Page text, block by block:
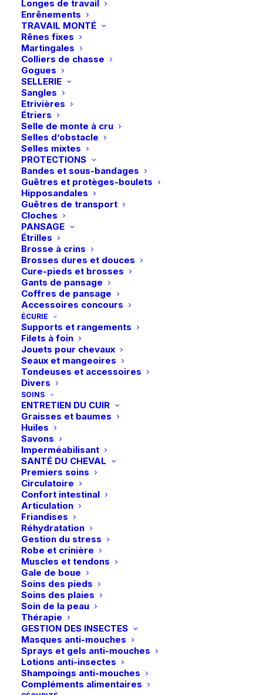
Longes de travail
Enrênements
TRAVAIL MONTÉ
Rênes fixes
Martingales
Colliers de chasse
Gogues
SELLERIE
Sangles
Etrivières
Étriers
Selle de monte à cru
Selles d’obstacle
Selles mixtes
PROTECTIONS
Bandes et sous-bandages
Guêtres et protèges-boulets
Hipposandales
Guêtres de transport
Cloches
PANSAGE
Étrilles
Brosse à crins
Brosses dures et douces
Cure-pieds et brosses
Gants de pansage
Coffres de pansage
Accessoires concours
ÉCURIE
Supports et rangements
Filets à foin
Jouets pour chevaux
Seaux et mangeoires
Tondeuses et accessoires
Divers
SOINS
ENTRETIEN DU CUIR
Graisses et baumes
Huiles
Savons
Imperméabilisant
SANTÉ DU CHEVAL
Premiers soins
Circulatoire
Confort intestinal
Articulation
Friandises
Réhydratation
Gestion du stress
Robe et crinière
Muscles et tendons
Gale de boue
Soins des pieds
Soins des plaies
Soin de la peau
Thérapie
GESTION DES INSECTES
Masques anti-mouches
Sprays et gels anti-mouches
Lotions anti-insectes
Shampoings anti-mouches
Compléments alimentaires
Vous aimerez peut-être aussi
CHOIX DES OPTIONS
Ce
produit
a
plusieurs
variations.
Les
options
peuvent
être
choisies
sur
la
page
du
produit
Equestrian Stockholm | Tapis de selle – Avenue
Green
Paiements sécurisés
Visa – MasterCard – Bancontact
Retours et échanges
Retrait en magasin
Gratuit